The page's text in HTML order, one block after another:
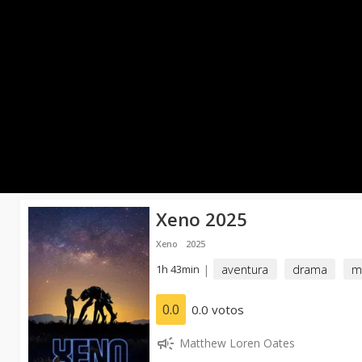
Xeno 2025
Xeno 2025
1h 43min | aventura drama
0.0 0.0 votos
Matthew Loren Oates